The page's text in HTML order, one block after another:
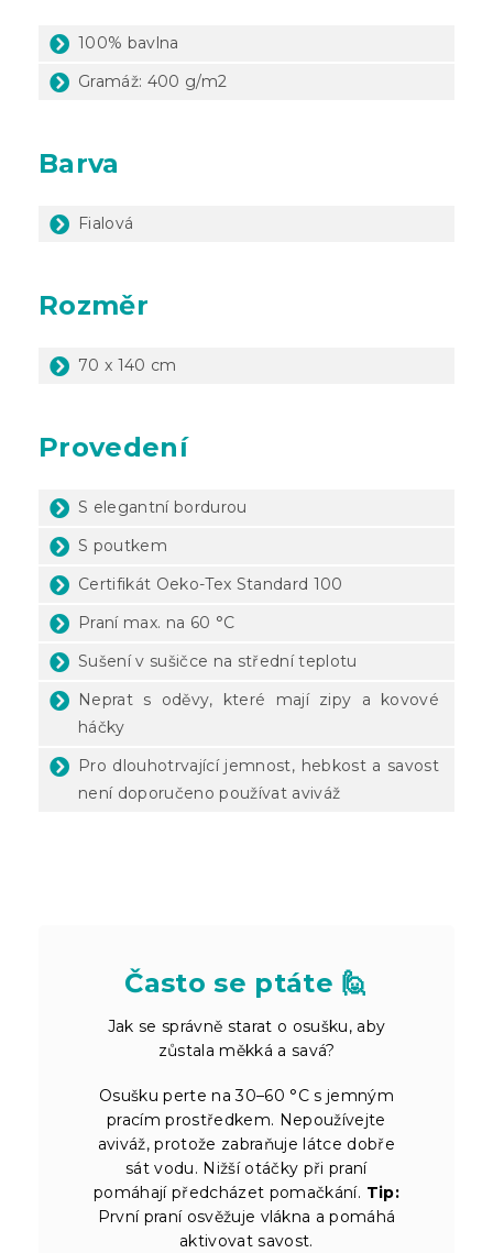
100% bavlna
Gramáž: 400 g/m2
Barva
Fialová
Rozměr
70 x 140 cm
Provedení
S elegantní bordurou
S poutkem
Certifikát Oeko-Tex Standard 100
Praní max. na 60 °C
Sušení v sušičce na střední teplotu
Neprat s oděvy, které mají zipy a kovové
háčky
Pro dlouhotrvající jemnost, hebkost a savost
není doporučeno používat aviváž
Často se ptáte 🙋
Jak se správně starat o osušku, aby
zůstala měkká a savá?
Osušku perte na 30–60 °C s jemným
pracím prostředkem. Nepoužívejte
aviváž, protože zabraňuje látce dobře
sát vodu. Nižší otáčky při praní
pomáhají předcházet pomačkání. Tip:
První praní osvěžuje vlákna a pomáhá
aktivovat savost.